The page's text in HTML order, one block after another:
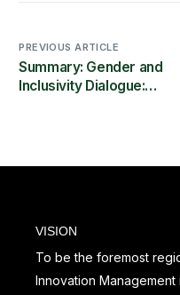
PREVIOUS ARTICLE
Summary: Gender and
Inclusivity Dialogue:
VISION
To be the foremost
Innovation